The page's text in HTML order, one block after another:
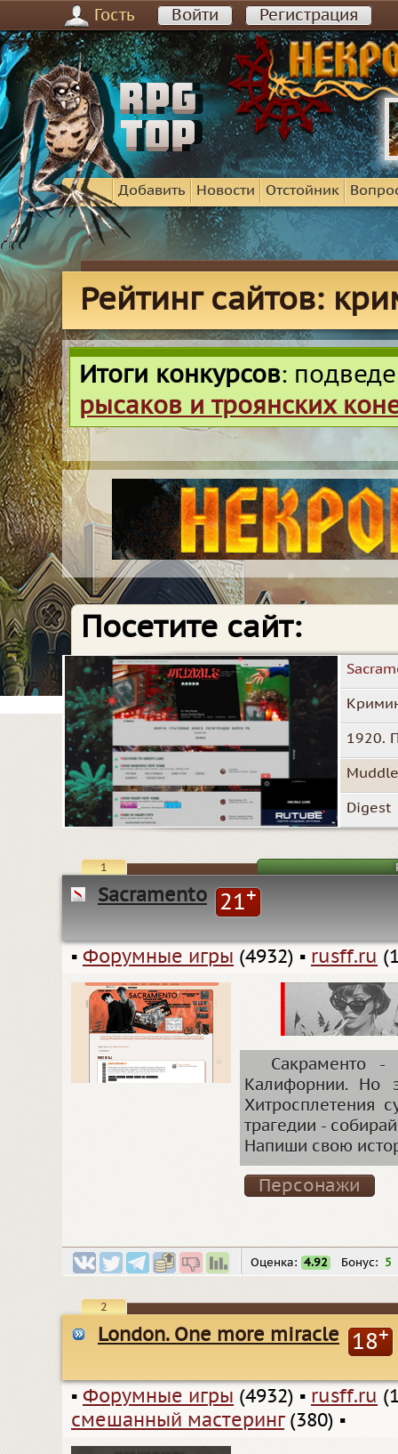
Гость Войти Регистрация
Добавить Новости Отстойник
Рейтинг сайтов:
Итоги конкурсов:
рысаков и троянских
Посетите сайт:
1920.
Muddle
Digest
1
Sacramento 21+
▪ Форумные игры (4932) ▪ rusff.ru
Сакраменто
Калифорнии. Но
Хитросплетения
трагедии -
Напиши свою
Персонажи
Оценка: 4.92 Бонус: 5
2
London. One more miracle 18+
▪ Форумные игры (4932) ▪ rusff.ru
смешанный мастеринг(380) ▪